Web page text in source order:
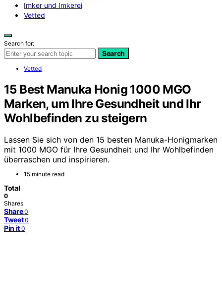
Imker und Imkerei
Vetted
Search for:
Search
Vetted
15 Best Manuka Honig 1000 MGO
Marken, um Ihre Gesundheit und Ihr
Wohlbefinden zu steigern
Lassen Sie sich von den 15 besten Manuka-Honigmarken
mit 1000 MGO für Ihre Gesundheit und Ihr Wohlbefinden
überraschen und inspirieren.
15 minute read
Total
0
Shares
Share 0
Tweet 0
Pin it 0